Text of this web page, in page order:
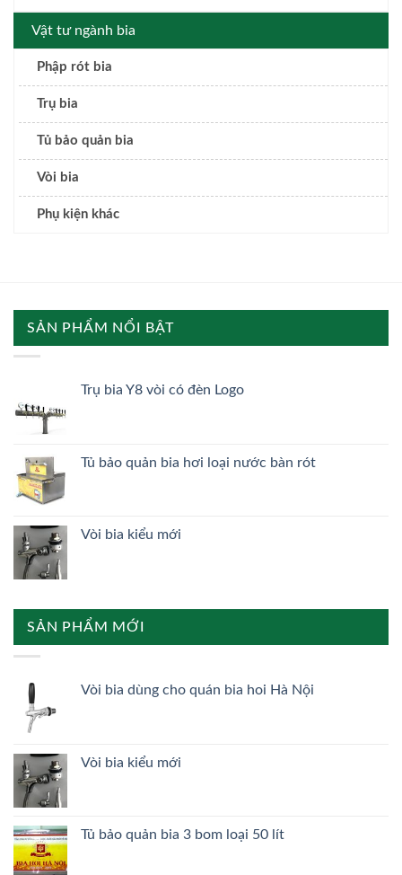
Vật tư ngành bia
Phập rót bia
Trụ bia
Tủ bảo quản bia
Vòi bia
Phụ kiện khác
SẢN PHẨM NỔI BẬT
Trụ bia Y8 vòi có đèn Logo
Tủ bảo quản bia hơi loại nước bàn rót
Vòi bia kiểu mới
SẢN PHẨM MỚI
Vòi bia dùng cho quán bia hoi Hà Nội
Vòi bia kiểu mới
Tủ bảo quản bia 3 bom loại 50 lít